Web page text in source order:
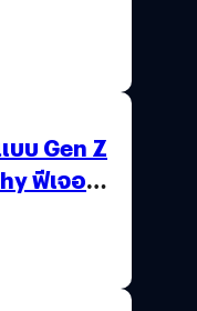
บบ Gen Z
ฟีเจอร์